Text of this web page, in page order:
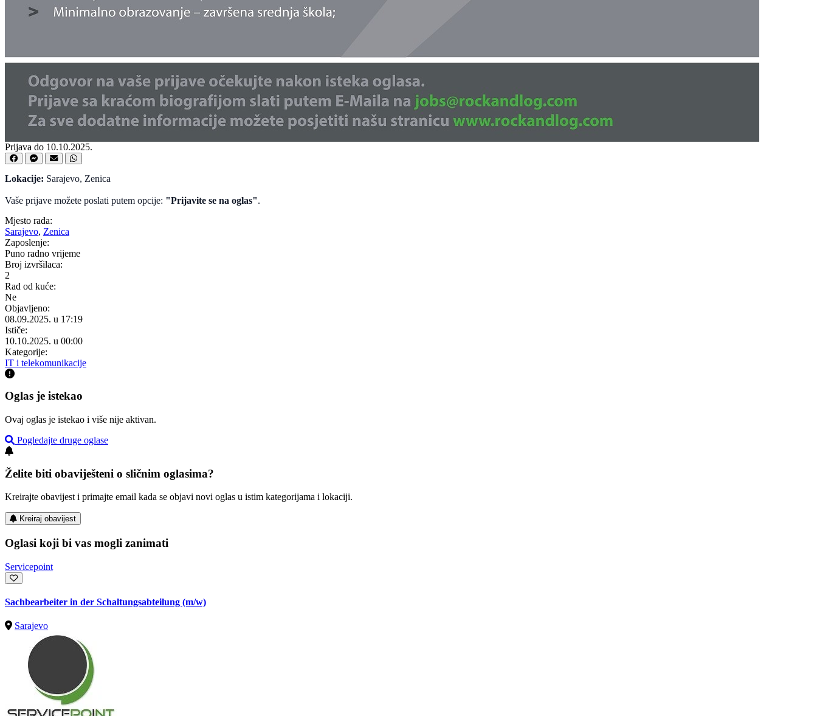
Prijava do 10.10.2025.
Lokacije: Sarajevo, Zenica
Vaše prijave možete poslati putem opcije: "Prijavite se na oglas".
Mjesto rada:
Sarajevo, Zenica
Zaposlenje:
Puno radno vrijeme
Broj izvršilaca:
2
Rad od kuće:
Ne
Objavljeno:
08.09.2025. u 17:19
Ističe:
10.10.2025. u 00:00
Kategorije:
IT i telekomunikacije
Oglas je istekao
Ovaj oglas je istekao i više nije aktivan.
Pogledajte druge oglase
Želite biti obaviješteni o sličnim oglasima?
Kreirajte obavijest i primajte email kada se objavi novi oglas u istim kategorijama i lokaciji.
Kreiraj obavijest
Oglasi koji bi vas mogli zanimati
Servicepoint
Sachbearbeiter in der Schaltungsabteilung (m/w)
Sarajevo